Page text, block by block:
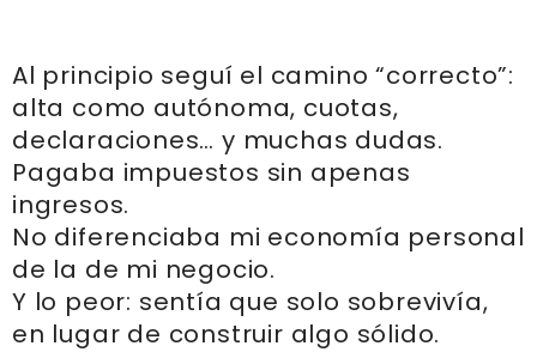
Al principio seguí el camino “correcto”:
alta como autónoma, cuotas,
declaraciones… y muchas dudas.
Pagaba impuestos sin apenas
ingresos.
No diferenciaba mi economía personal
de la de mi negocio.
Y lo peor: sentía que solo sobrevivía,
en lugar de construir algo sólido.